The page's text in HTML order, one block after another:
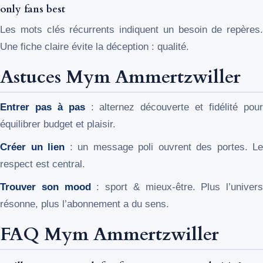
only fans best
Les mots clés récurrents indiquent un besoin de repères.
Une fiche claire évite la déception : qualité.
Astuces Mym Ammertzwiller
Entrer pas à pas: alternez découverte et fidélité pour
équilibrer budget et plaisir.
Créer un lien : un message poli ouvrent des portes. Le
respect est central.
Trouver son mood
: sport & mieux-être. Plus l’univers
résonne, plus l’abonnement a du sens.
FAQ Mym Ammertzwiller